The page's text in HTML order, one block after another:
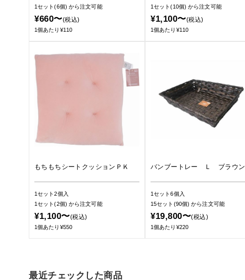
1セット(6個) から注文可能
¥660〜(税込)
1個あたり¥110
1セット(10個)から注文可能
¥1,100〜(税込)
1個あたり¥110
もちもちシートクッションＰＫ
1セット2個入
1セット(2個) から注文可能
¥1,100〜(税込)
1個あたり¥550
バンブートレー Ｌ ブラウン
1セット6個入
15セット(90個)から注文可能
¥19,800〜(税込)
1個あたり¥220
最近チェックした商品